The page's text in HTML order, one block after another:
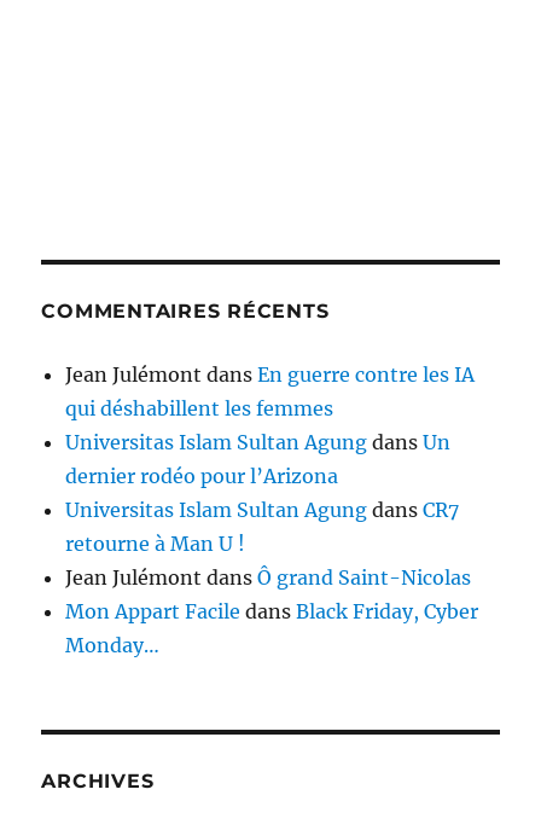
COMMENTAIRES RÉCENTS
Jean Julémont dansEn guerre contre les IA
qui déshabillent les femmes
Universitas Islam Sultan Agung dansUn
dernier rodéo pour l’Arizona
Universitas Islam Sultan Agung dansCR7
retourne à Man U !
Jean Julémont dansÔ grand Saint-Nicolas
Mon Appart Facile dansBlack Friday, Cyber
Monday…
ARCHIVES